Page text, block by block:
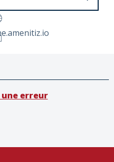
une erreur